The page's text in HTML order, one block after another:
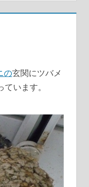
の玄関にツバメ
います。